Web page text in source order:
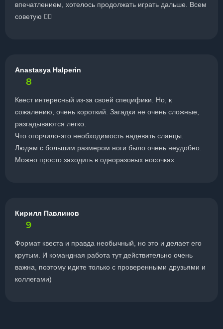
впечатлением, хотелось продолжать играть дальше. Всем
советую 👍🏻
Anastasya Halperin
8
Квест интересный из-за своей специфики. Но, к
сожалению, очень короткий. Загадки не очень сложные,
разгадываются легко.
Что огорчило-это необходимость надевать сланцы.
Людям с большим размером ноги было очень неудобно.
Можно просто заходить в одноразовых носочках.
Кирилл Павлинов
9
Формат квеста и правда необычный, но это и делает его
крутым. И командная работа тут действительно очень
важна, поэтому идите только с проверенными друзьями и
коллегами)